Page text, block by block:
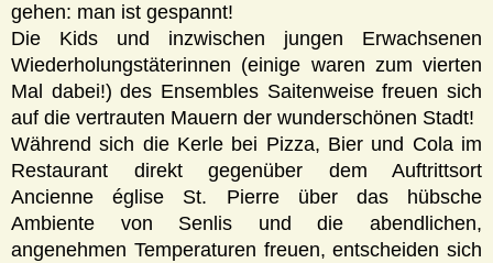
gehen: man ist gespannt!
Die Kids und inzwischen jungen Erwachsenen
Wiederholungstäterinnen (einige waren zum vierten
Mal dabei!) des Ensembles Saitenweise freuen sich
auf die vertrauten Mauern der wunderschönen Stadt!
Während sich die Kerle bei Pizza, Bier und Cola im
Restaurant direkt gegenüber dem Auftrittsort
Ancienne église St. Pierre über das hübsche
Ambiente von Senlis und die abendlichen,
angenehmen Temperaturen freuen, entscheiden sich